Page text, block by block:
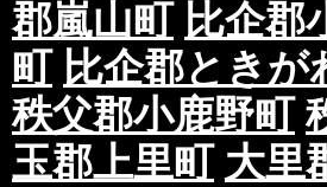
郡嵐山町 比企郡
町 比企郡ときが
秩父郡小鹿野町
玉郡上里町 大里